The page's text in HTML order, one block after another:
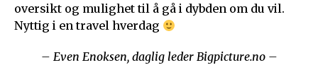
oversikt og mulighet til å gå i dybden om du vil.
Nyttig i en travel hverdag
– Even Enoksen, daglig leder Bigpicture.no –